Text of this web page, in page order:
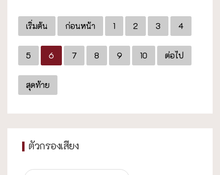
เริ่มต้น ก่อนหน้า 1 2 3 4
5 6 7 8 9 10 ต่อไป
สุดท้าย
ตัวกรองเสียง